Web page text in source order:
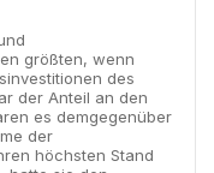
größten, wenn
des
der Anteil an den
es demgegenüber
der
höchsten Stand